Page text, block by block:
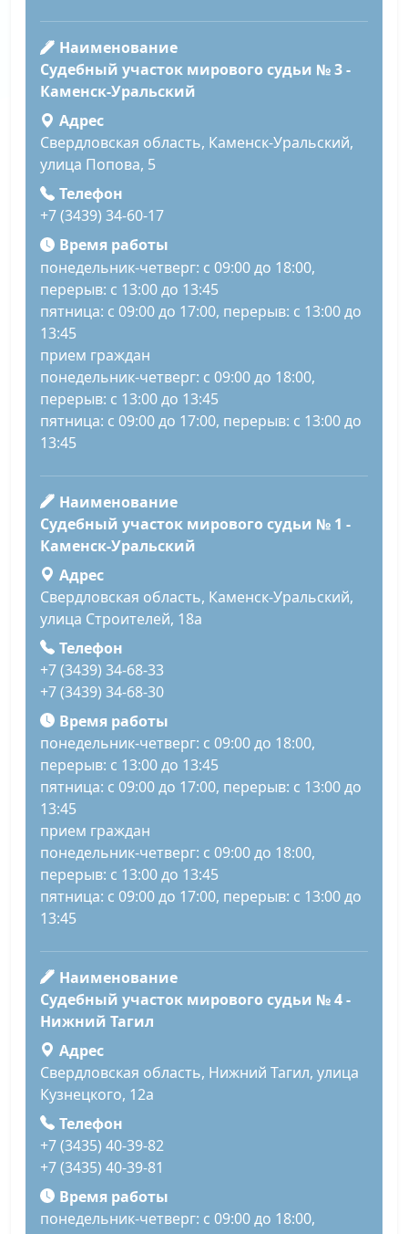
Наименование
Судебный участок мирового судьи № 3 -
Каменск-Уральский
Адрес
Свердловская область, Каменск-Уральский,
улица Попова, 5
Телефон
+7 (3439) 34-60-17
Время работы
понедельник-четверг: с 09:00 до 18:00,
перерыв: с 13:00 до 13:45
пятница: с 09:00 до 17:00, перерыв: с 13:00 до
13:45
прием граждан
понедельник-четверг: с 09:00 до 18:00,
перерыв: с 13:00 до 13:45
пятница: с 09:00 до 17:00, перерыв: с 13:00 до
13:45
Наименование
Судебный участок мирового судьи № 1 -
Каменск-Уральский
Адрес
Свердловская область, Каменск-Уральский,
улица Строителей, 18а
Телефон
+7 (3439) 34-68-33
+7 (3439) 34-68-30
Время работы
понедельник-четверг: с 09:00 до 18:00,
перерыв: с 13:00 до 13:45
пятница: с 09:00 до 17:00, перерыв: с 13:00 до
13:45
прием граждан
понедельник-четверг: с 09:00 до 18:00,
перерыв: с 13:00 до 13:45
пятница: с 09:00 до 17:00, перерыв: с 13:00 до
13:45
Наименование
Судебный участок мирового судьи № 4 -
Нижний Тагил
Адрес
Свердловская область, Нижний Тагил, улица
Кузнецкого, 12а
Телефон
+7 (3435) 40-39-82
+7 (3435) 40-39-81
Время работы
понедельник-четверг: с 09:00 до 18:00,